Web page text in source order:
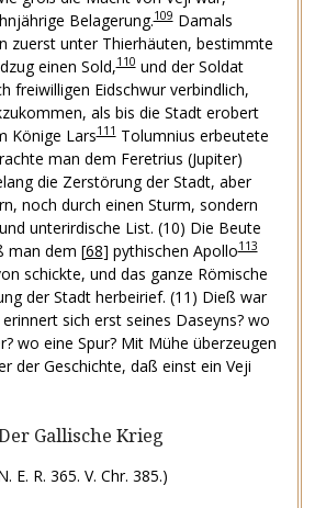
Belagerung.109Damals
zuerst unter Thierhäuten, bestimmte
einen Sold,110und der Soldat
freiwilligen Eidschwur verbindlich,
als bis die Stadt erobert
Könige Lars111Tolumnius erbeutete
man dem Feretrius (Jupiter)
die Zerstörung der Stadt, aber
noch durch einen Sturm, sondern
unterirdische List. (10) Die Beute
man dem [68] pythischen Apollo113
schickte, und das ganze Römische
der Stadt herbeirief. (11) Dieß war
sich erst seines Daseyns? wo
wo eine Spur? Mit Mühe überzeugen
der Geschichte, daß einst ein Veji
Gallische Krieg
E. R. 365. V. Chr. 385.)